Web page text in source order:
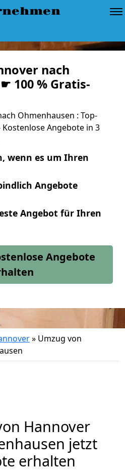
nach
100 % Gratis-
Ohmenhausen : Top-
Angebote in 3
wenn es um Ihren
Angebote
Angebot für Ihren
Angebote
» Umzug von
Hannover
jetzt
erhalten